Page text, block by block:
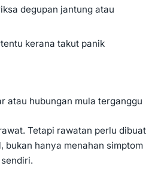
degupan jantung atau
kerana takut panik
atau hubungan mula terganggu
Tetapi rawatan perlu dibuat
bukan hanya menahan simptom